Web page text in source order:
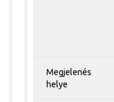
Megjelenés
helye